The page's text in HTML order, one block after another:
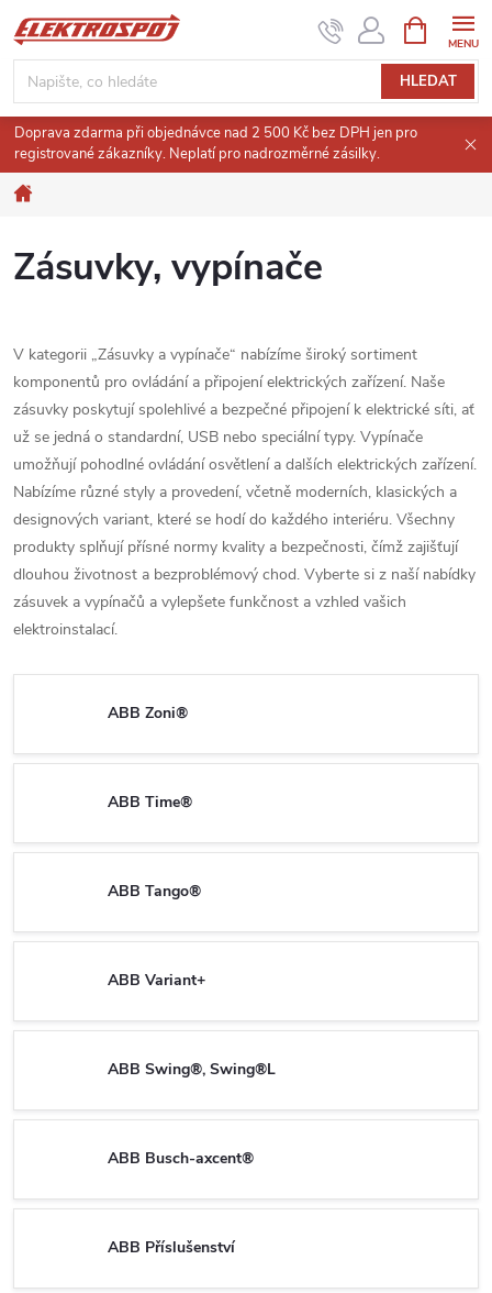
Přejít
na
obsah
HLEDAT
NÁKUPNÍ
KOŠÍK
Doprava zdarma při objednávce nad 2 500 Kč bez DPH jen pro
registrované zákazníky. Neplatí pro nadrozměrné zásilky.
Zásuvky, vypínače
V kategorii „Zásuvky a vypínače“ nabízíme široký sortiment
komponentů pro ovládání a připojení elektrických zařízení. Naše
zásuvky poskytují spolehlivé a bezpečné připojení k elektrické síti, ať
už se jedná o standardní, USB nebo speciální typy. Vypínače
umožňují pohodlné ovládání osvětlení a dalších elektrických zařízení.
Nabízíme různé styly a provedení, včetně moderních, klasických a
designových variant, které se hodí do každého interiéru. Všechny
produkty splňují přísné normy kvality a bezpečnosti, čímž zajišťují
dlouhou životnost a bezproblémový chod. Vyberte si z naší nabídky
zásuvek a vypínačů a vylepšete funkčnost a vzhled vašich
elektroinstalací.
ABB Zoni®
ABB Time®
ABB Tango®
ABB Variant+
ABB Swing®, Swing®L
ABB Busch-axcent®
ABB Příslušenství